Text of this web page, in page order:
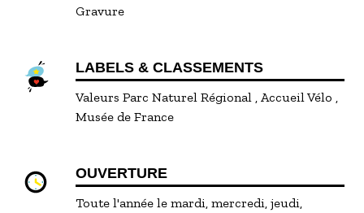
Gravure
LABELS & CLASSEMENTS
Valeurs Parc Naturel Régional Accueil Vélo
Musée de France
OUVERTURE
Toute l'année le mardi, mercredi, jeudi,